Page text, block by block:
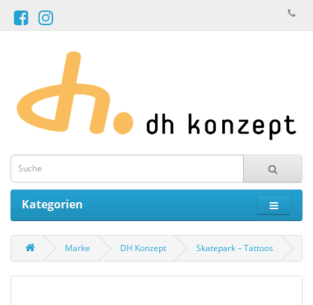
Kategorien
Marke DH Konzept Skatepark – Tattoos